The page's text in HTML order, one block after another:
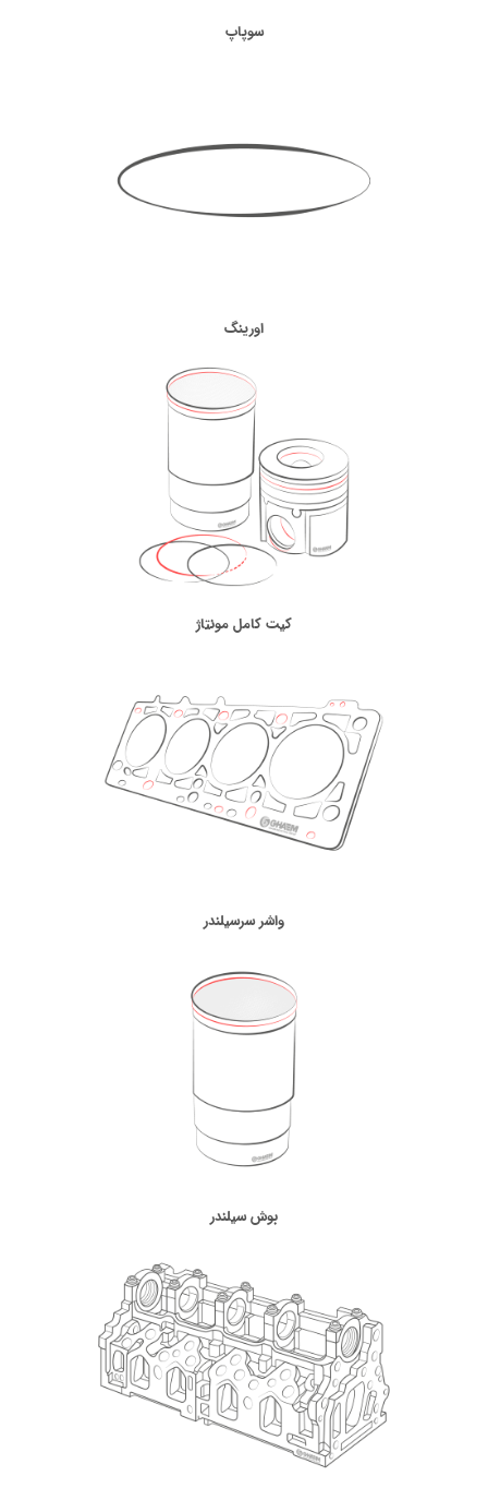
سوپاپ
اورینگ
کیت کامل مونتاژ
واشر سرسیلندر
بوش سیلندر